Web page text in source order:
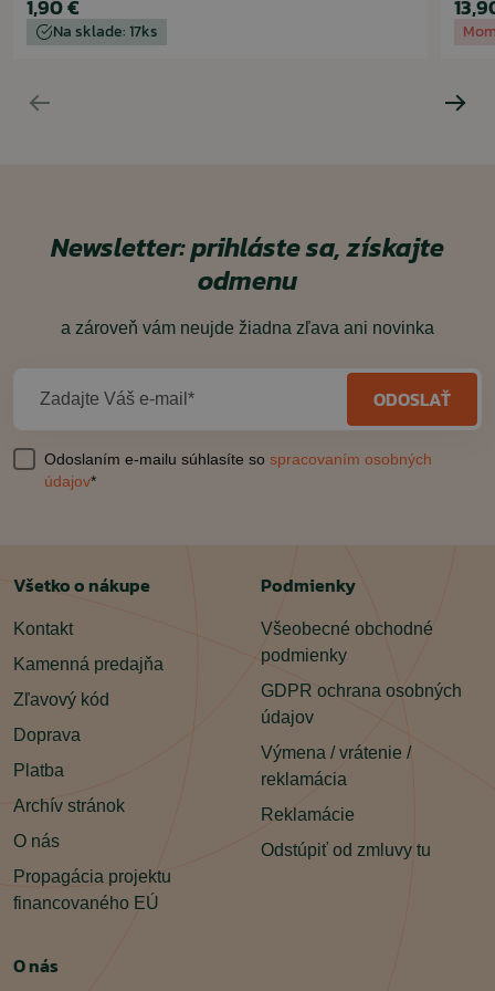
1,90 €
Na sklade: 17ks
Newsletter: prihláste sa, získajte
odmenu
a zároveň vám neujde žiadna zľava ani novinka
Zadajte Váš e-mail* ODOSLAŤ
Odoslaním e-mailu súhlasíte so spracovaním osobných
údajov*
Všetko o nákupe
Kontakt
Kamenná predajňa
Zľavový kód
Doprava
Platba
Archív stránok
O nás
Propagácia projektu
financovaného EÚ
Podmienky
Všeobecné obchodné
podmienky
GDPR ochrana osobných
údajov
Výmena / vrátenie /
reklamácia
Reklamácie
Odstúpiť od zmluvy tu
O nás